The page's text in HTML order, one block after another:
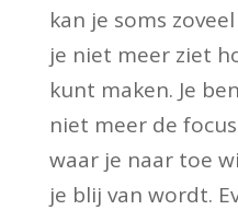
kan je soms
je niet meer ziet
kunt maken. Je
niet meer de
waar je naar toe
je blij van wordt.